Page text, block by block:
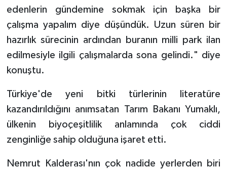
edenlerin gündemine sokmak için başka bir
çalışma yapalım diye düşündük. Uzun süren bir
hazırlık sürecinin ardından buranın milli park ilan
edilmesiyle ilgili çalışmalarda sona gelindi." diye
konuştu.
Türkiye'de yeni bitki türlerinin literatüre
kazandırıldığını anımsatan Tarım Bakanı Yumaklı,
ülkenin biyoçeşitlilik anlamında çok ciddi
zenginliğe sahip olduğuna işaret etti.
Nemrut Kalderası'nın çok nadide yerlerden biri